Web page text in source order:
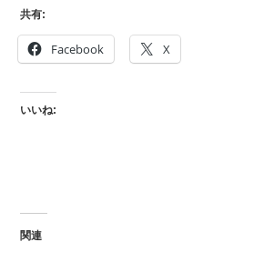
共有:
Facebook X
いいね:
関連